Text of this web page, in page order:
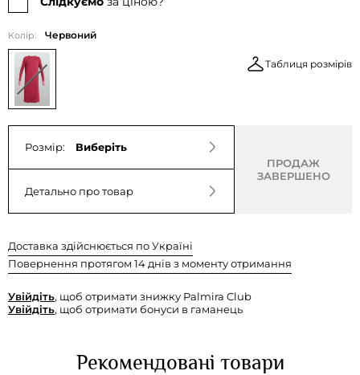
Колір: Червоний
Таблиця розмірів
Розмір: Виберіть
Детально про товар
ПРОДАЖ
ЗАВЕРШЕНО
Доставка здійснюється по Україні
Повернення протягом 14 днів з моменту отримання
Увійдіть, щоб отримати знижку Palmira Club
Увійдіть, щоб отримати бонуси в гаманець
Рекомендовані товари